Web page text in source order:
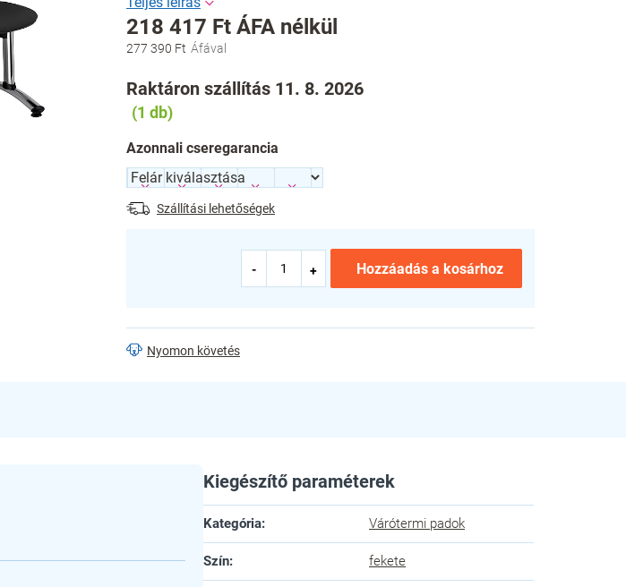
277 390 Ft
218 417 Ft ÁFA nélkül
Egységár:
Raktáron szállítás 11. 8. 2026
(1 db)
Azonnali cseregarancia
Szállítási lehetőségek
Hozzáadás a kosárhoz
Nyomon követés
Kiegészítő paraméterek
Kategória: Várótermi padok
Szín: fekete